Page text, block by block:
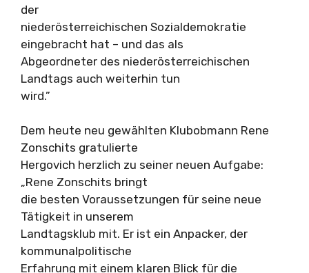
der
niederösterreichischen Sozialdemokratie
eingebracht hat – und das als
Abgeordneter des niederösterreichischen
Landtags auch weiterhin tun
wird.”
Dem heute neu gewählten Klubobmann Rene
Zonschits gratulierte
Hergovich herzlich zu seiner neuen Aufgabe:
„Rene Zonschits bringt
die besten Voraussetzungen für seine neue
Tätigkeit in unserem
Landtagsklub mit. Er ist ein Anpacker, der
kommunalpolitische
Erfahrung mit einem klaren Blick für die